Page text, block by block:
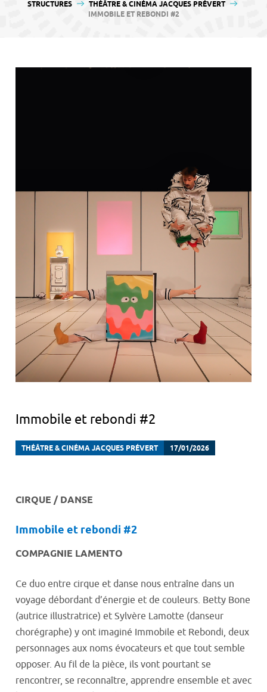
STRUCTURES
THÉÂTRE & CINÉMA JACQUES PRÉVERT
IMMOBILE ET REBONDI #2
Immobile et rebondi #2
THÉÂTRE & CINÉMA JACQUES PRÉVERT 17/01/2026
CIRQUE / DANSE
Immobile et rebondi #2
COMPAGNIE LAMENTO
Ce duo entre cirque et danse nous entraîne dans un
voyage débordant d’énergie et de couleurs. Betty Bone
(autrice illustratrice) et Sylvère Lamotte (danseur
chorégraphe) y ont imaginé Immobile et Rebondi, deux
personnages aux noms évocateurs et que tout semble
opposer. Au fil de la pièce, ils vont pourtant se
rencontrer, se reconnaître, apprendre ensemble et avec